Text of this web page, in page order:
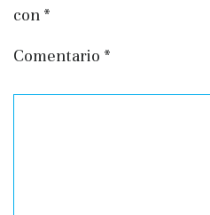
con *
Comentario *